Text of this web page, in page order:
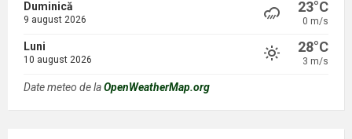
Duminică
9 august 2026
23°C
0 m/s
Luni
10 august 2026
28°C
3 m/s
Date meteo de laOpenWeatherMap.org